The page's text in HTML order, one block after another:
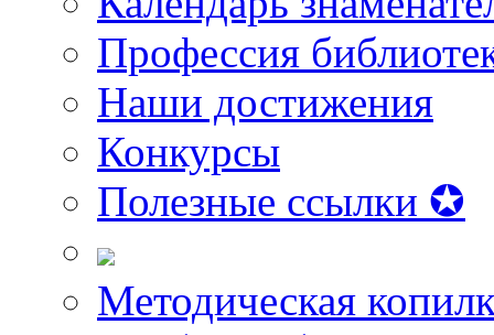
Профессия
Наши достижения
Конкурсы
Полезные ссылки ✪
Методическая